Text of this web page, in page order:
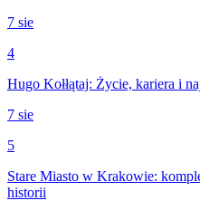
7 sie
4
Hugo Kołłątaj: Życie, kariera i
7 sie
5
Stare Miasto w Krakowie:
historii